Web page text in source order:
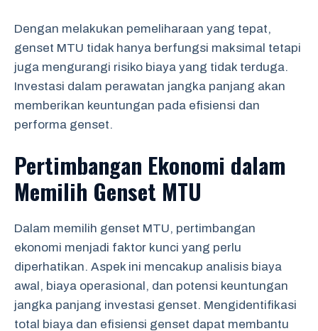
Dengan melakukan pemeliharaan yang tepat,
genset MTU tidak hanya berfungsi maksimal tetapi
juga mengurangi risiko biaya yang tidak terduga.
Investasi dalam perawatan jangka panjang akan
memberikan keuntungan pada efisiensi dan
performa genset.
Pertimbangan Ekonomi dalam
Memilih Genset MTU
Dalam memilih genset MTU, pertimbangan
ekonomi menjadi faktor kunci yang perlu
diperhatikan. Aspek ini mencakup analisis biaya
awal, biaya operasional, dan potensi keuntungan
jangka panjang investasi genset. Mengidentifikasi
total biaya dan efisiensi genset dapat membantu